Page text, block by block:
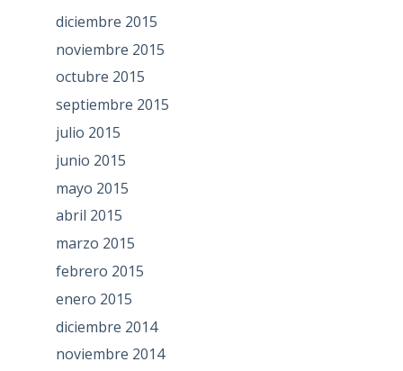
diciembre 2015
noviembre 2015
octubre 2015
septiembre 2015
julio 2015
junio 2015
mayo 2015
abril 2015
marzo 2015
febrero 2015
enero 2015
diciembre 2014
noviembre 2014